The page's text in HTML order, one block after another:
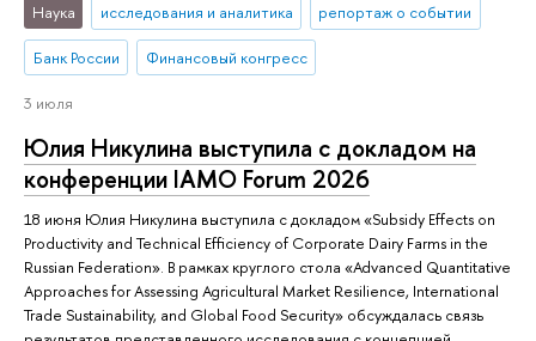
Наука исследования и аналитика репортаж о событии
Банк России Финансовый конгресс
3 июля
Юлия Никулина выступила с докладом на
конференции IAMO Forum 2026
18 июня Юлия Никулина выступила с докладом «Subsidy Effects on
Productivity and Technical Efficiency of Corporate Dairy Farms in the
Russian Federation». В рамках круглого стола «Advanced Quantitative
Approaches for Assessing Agricultural Market Resilience, International
Trade Sustainability, and Global Food Security» обсуждалась связь